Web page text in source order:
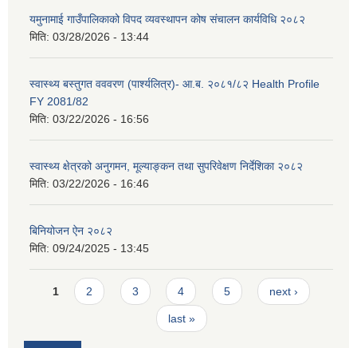
यमुनामाई गाउँपालिकाको विपद व्यवस्थापन कोष संचालन कार्यविधि २०८२
मिति: 03/28/2026 - 13:44
स्वास्थ्य बस्तुगत वववरण (पार्श्यलित्र)- आ.ब. २०८१/८२ Health Profile
FY 2081/82
मिति: 03/22/2026 - 16:56
स्वास्थ्य क्षेत्रको अनुगमन, मूल्याङ्कन तथा सुपरिवेक्षण निर्देशिका २०८२
मिति: 03/22/2026 - 16:46
बिनियोजन ऐन २०८२
मिति: 09/24/2025 - 13:45
Pages
1 2 3 4 5 next ›
last »